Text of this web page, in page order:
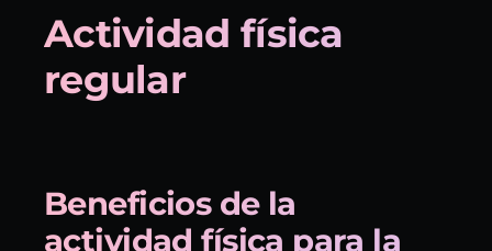
Actividad física
regular
Beneficios de la
actividad física para la